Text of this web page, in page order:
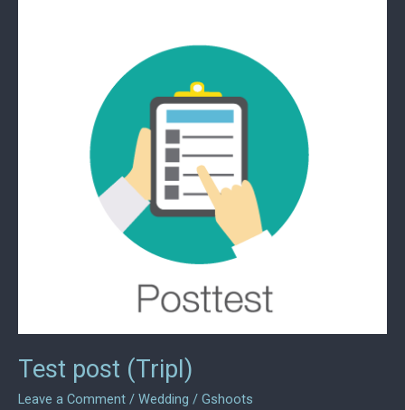
Test post (Tripl)
Leave a Comment / Wedding / Gshoots